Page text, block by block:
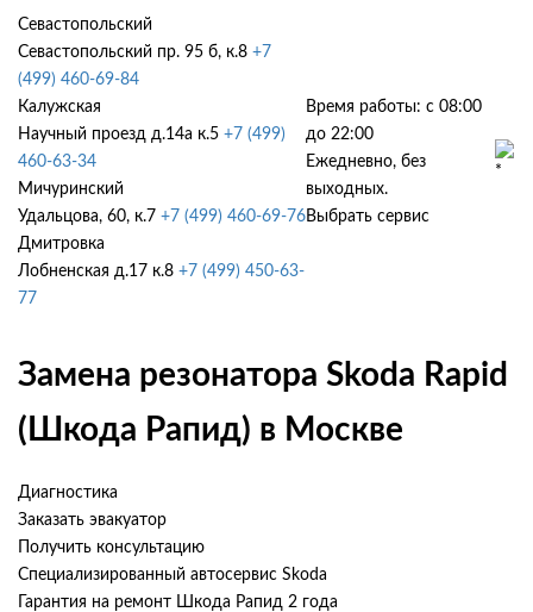
Севастопольский
Севастопольский пр. 95 б, к.8 +7
(499) 460-69-84
Калужская
Научный проезд д.14а к.5 +7 (499)
460-63-34
Мичуринский
Удальцова, 60, к.7 +7 (499) 460-69-76
Дмитровка
Лобненская д.17 к.8 +7 (499) 450-63-
77
Время работы: с 08:00
до 22:00
Ежедневно, без
выходных.
Выбрать сервис
Замена резонатора Skoda Rapid
(Шкода Рапид) в Москве
Диагностика
Заказать эвакуатор
Получить консультацию
Специализированный автосервис Skoda
Гарантия на ремонт Шкода Рапид 2 года